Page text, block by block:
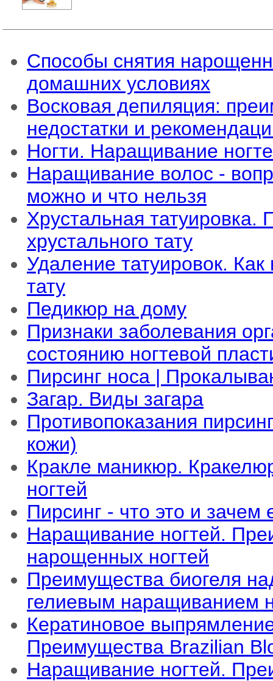
Способы снятия
домашних условиях
Восковая депиляция:
недостатки и
Ногти. Наращивание
Наращивание волос -
можно и что нельзя
Хрустальная татуировка.
хрустального тату
Удаление татуировок. Как
тату
Педикюр на дому
Признаки заболевания
состоянию ногтевой
Пирсинг носа |
Загар. Виды загара
Противопоказания
кожи)
Кракле маникюр.
ногтей
Пирсинг - что это и зачем
Наращивание ногтей.
нарощенных ногтей
Преимущества биогеля
гелиевым наращиванием
Кератиновое
Преимущества Brazilian
Наращивание ногтей.